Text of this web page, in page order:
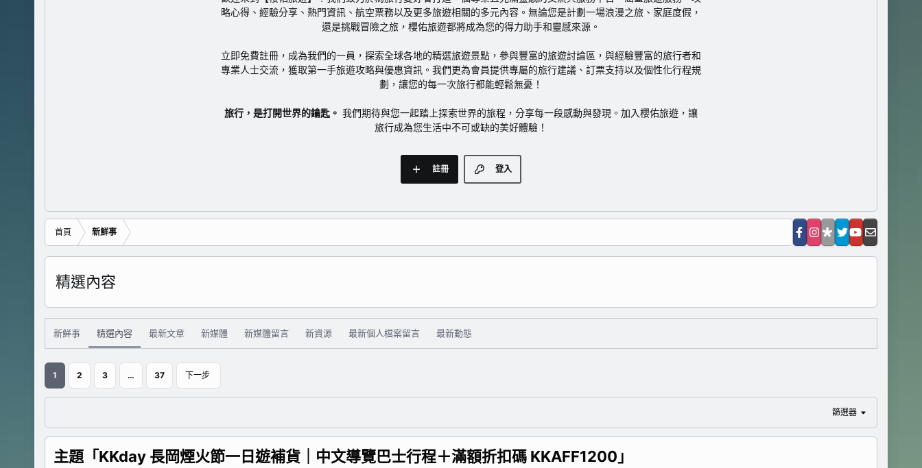
略心得、經驗分享、熱門資訊、航空票務以及更多旅遊相關的多元內容。無論您是計劃一場浪漫之旅、家庭度假，
還是挑戰冒險之旅，櫻佑旅遊都將成為您的得力助手和靈感來源。
立即免費註冊 ，成為我們的一員，探索全球各地的精選旅遊景點，參與豐富的旅遊討論區，與經驗豐富的旅行者和
專業人士交流，獲取第一手旅遊攻略與優惠資訊。我們更為會員提供專屬的旅行建議、訂票支持以及個性化行程規
劃，讓您的每一次旅行都能輕鬆無憂！
旅行，是打開世界的鑰匙。 我們期待與您一起踏上探索世界的旅程，分享每一段感動與發現。加入櫻佑旅遊，讓
旅行成為您生活中不可或缺的美好體驗！
登入
註冊
首頁 新鮮事
精選內容
新鮮事 精選內容 最新文章 新媒體 新媒體留言 新資源 最新個人檔案留言 最新動態
1 2 3 … 37 下一步
篩選器
主題「KKday 長岡煙火節一日遊補貨｜中文導覽巴士行程＋滿額折扣碼 KKAFF1200」